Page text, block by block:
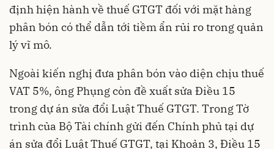
định hiện hành về thuế GTGT đối với mặt hàng
phân bón có thể dẫn tới tiềm ẩn rủi ro trong quản
lý vĩ mô.
Ngoài kiến nghị đưa phân bón vào diện chịu thuế
VAT 5%, ông Phụng còn đề xuất sửa Điều 15
trong dự án sửa đổi Luật Thuế GTGT. Trong Tờ
trình của Bộ Tài chính gửi đến Chính phủ tại dự
án sửa đổi Luật Thuế GTGT, tại Khoản 3, Điều 15